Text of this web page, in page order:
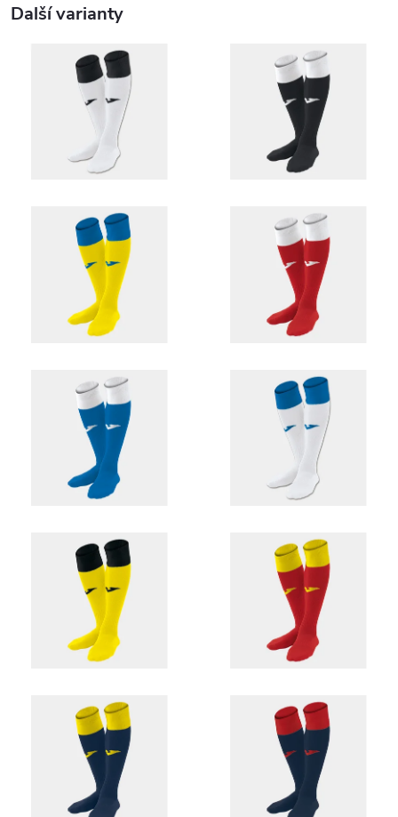
Další varianty